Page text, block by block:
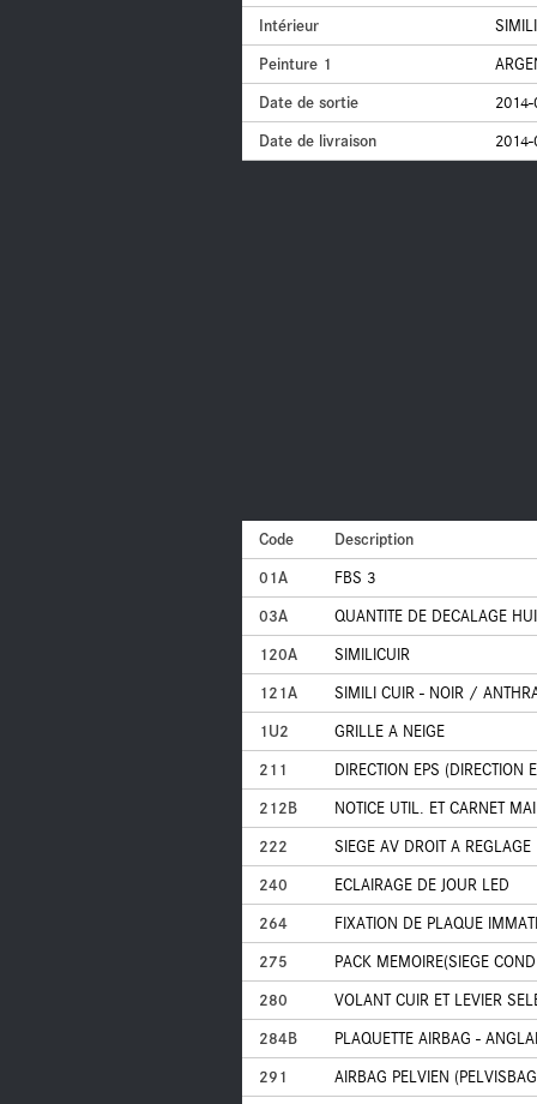
Intérieur
Peinture 1
Date de sortie
Date de livraison
Code
Description
01A
FBS 3
03A
QUANTITE DE DECALAGE
120A
SIMILICUIR
121A
SIMILI CUIR - NOIR /
1U2
GRILLE A NEIGE
211
DIRECTION EPS (DIRECTION
212B
NOTICE UTIL. ET CARNET
222
SIEGE AV DROIT A REGLAGE
240
ECLAIRAGE DE JOUR LED
264
FIXATION DE PLAQUE
275
PACK MEMOIRE(SIEGE
280
VOLANT CUIR ET LEVIER
284B
PLAQUETTE AIRBAG -
291
AIRBAG PELVIEN